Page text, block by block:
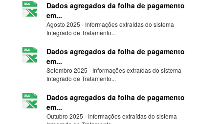
Dados agregados da folha de pagamento
em...
Agosto 2025 - Informações extraídas do sistema
Integrado de Tratamento...
Dados agregados da folha de pagamento
em...
Setembro 2025 - Informações extraídas do sistema
Integrado de Tratamento...
Dados agregados da folha de pagamento
em...
Outubro 2025 - Informações extraídas do sistema